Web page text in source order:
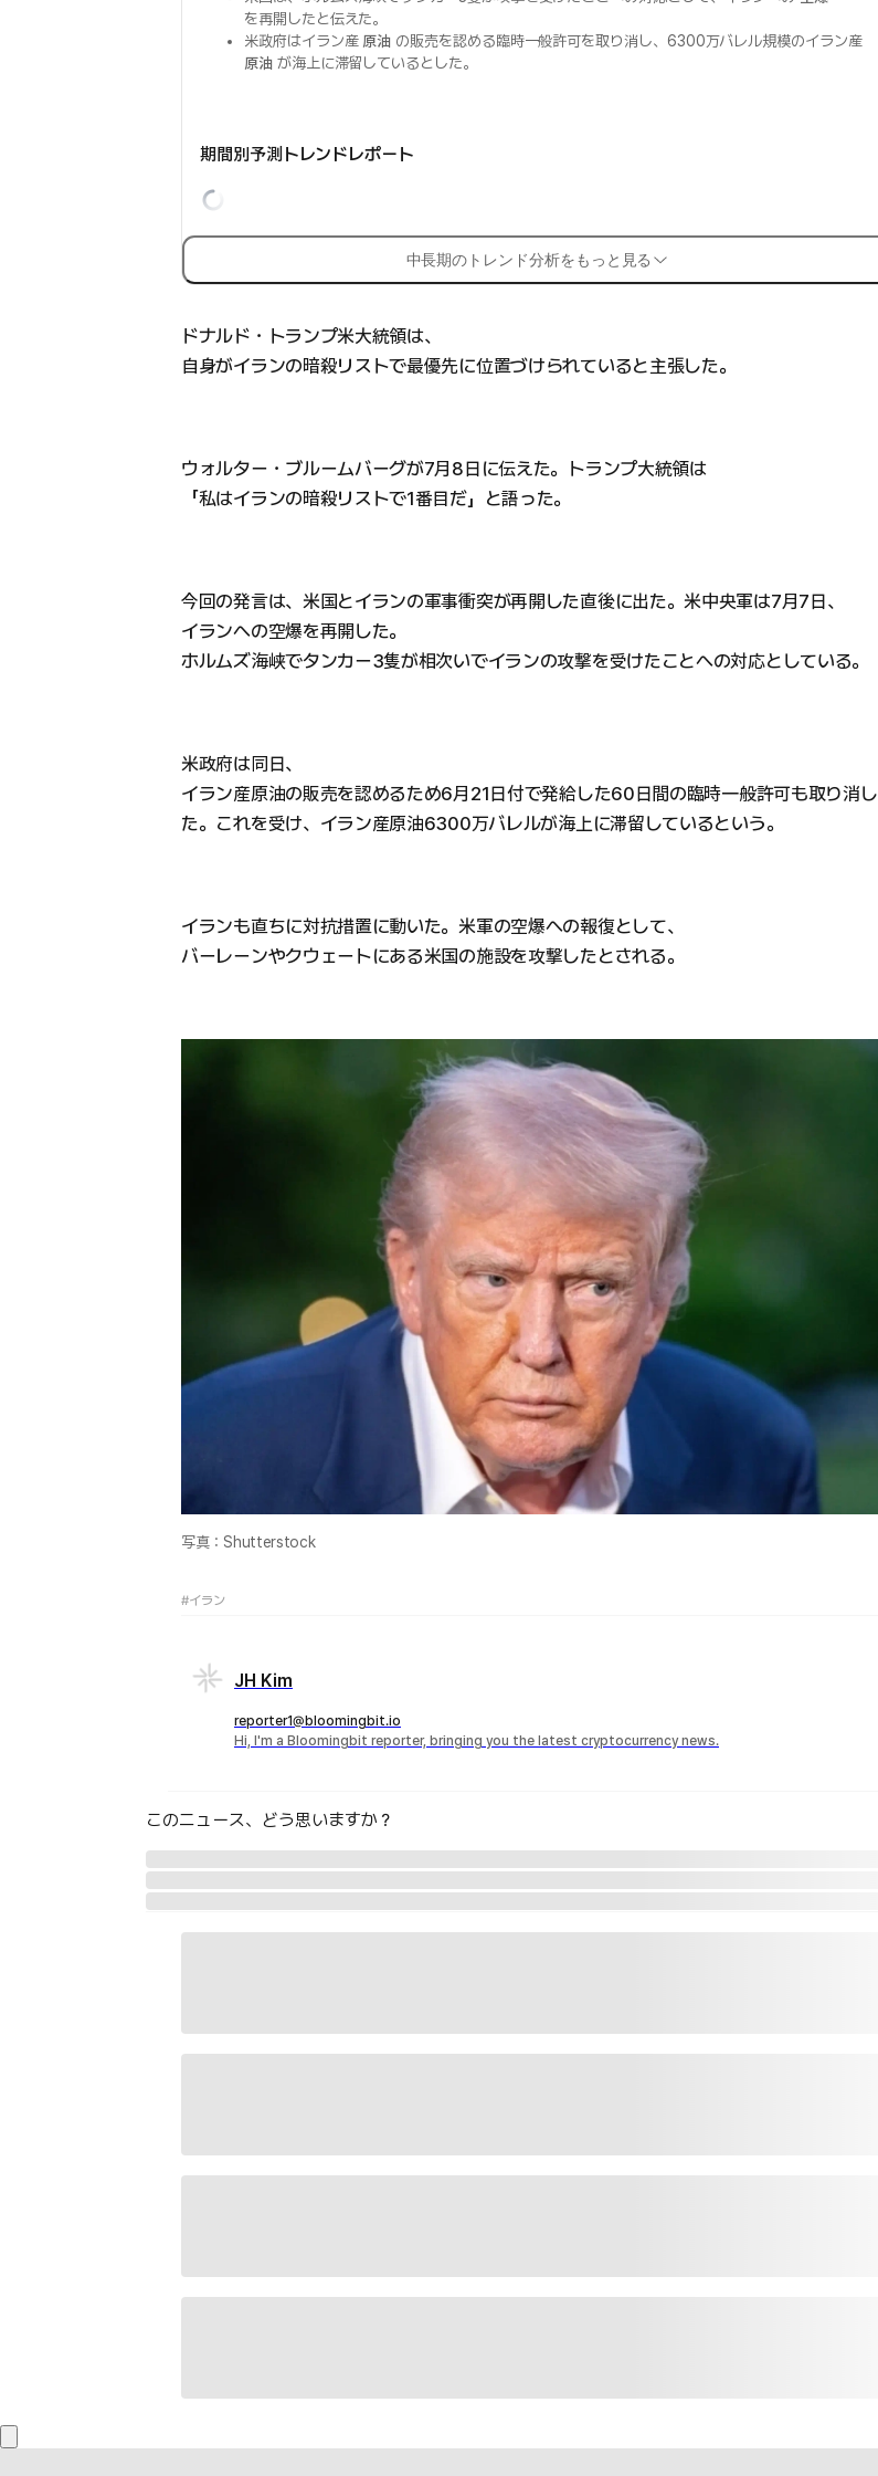
を再開したと伝えた。
米政府はイラン産 原油 の販売を認める臨時一般許可を取り消し、6300万バレル規模のイラン産
原油が海上に滞留しているとした。
期間別予測トレンドレポート
中長期のトレンド分析をもっと見る
ドナルド・トランプ米大統領は、
自身がイランの暗殺リストで最優先に位置づけられていると主張した。
ウォルター・ブルームバーグが7月8日に伝えた。トランプ大統領は
「私はイランの暗殺リストで1番目だ」と語った。
今回の発言は、米国とイランの軍事衝突が再開した直後に出た。米中央軍は7月7日、
イランへの空爆を再開した。
ホルムズ海峡でタンカー3隻が相次いでイランの攻撃を受けたことへの対応としている。
米政府は同日、
イラン産原油の販売を認めるため6月21日付で発給した60日間の臨時一般許可も取り消し
た。これを受け、イラン産原油6300万バレルが海上に滞留しているという。
イランも直ちに対抗措置に動いた。米軍の空爆への報復として、
バーレーンやクウェートにある米国の施設を攻撃したとされる。
写真：Shutterstock
#イラン
JH Kim
reporter1@bloomingbit.io
Hi, I'm a Bloomingbit reporter, bringing you the latest cryptocurrency news.
このニュース、どう思いますか？